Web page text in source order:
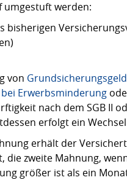
umgestuft werden:
bisherigen
von Grundsicherungsgeld
Erwerbsminderung
nach dem SGB II
erfolgt ein
erhält der
die zweite Mahnung,
größer ist als ein